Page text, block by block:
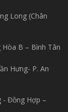
Long (Chân
Hòa B – Bình Tân
Hưng- P. An
- Đồng Hợp –